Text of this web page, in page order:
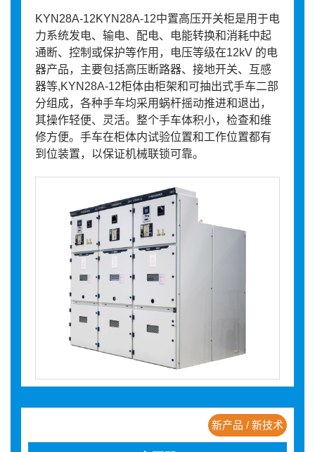
KYN28A-12KYN28A-12中置高压开关柜是用于电
力系统发电、输电、配电、电能转换和消耗中起
通断、控制或保护等作用，电压等级在12kV 的电
器产品，主要包括高压断路器、接地开关、互感
器等,KYN28A-12柜体由柜架和可抽出式手车二部
分组成，各种手车均采用蜗杆摇动推进和退出，
其操作轻便、灵活。整个手车体积小，检查和维
修方便。手车在柜体内试验位置和工作位置都有
到位装置，以保证机械联锁可靠。
新产品 / 新技术